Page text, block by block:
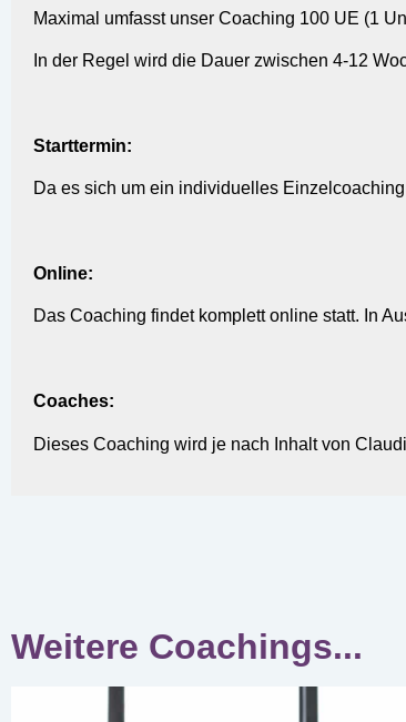
Maximal umfasst unser Coaching 100 UE (1
In der Regel wird die Dauer zwischen 4-12
Starttermin:
Da es sich um ein individuelles
Online:
Das Coaching findet komplett online statt. In
Coaches:
Dieses Coaching wird je nach Inhalt von
Weitere Coachings...